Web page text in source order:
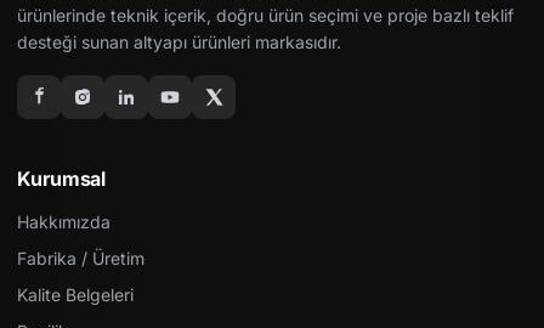
ürünlerinde teknik içerik, doğru ürün seçimi ve proje bazlı teklif
desteği sunan altyapı ürünleri markasıdır.
Kurumsal
Hakkımızda
Fabrika / Üretim
Kalite Belgeleri